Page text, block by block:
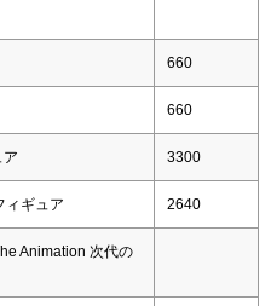
660
660
ア 3300
ィギュア 2640
Animation 次代の